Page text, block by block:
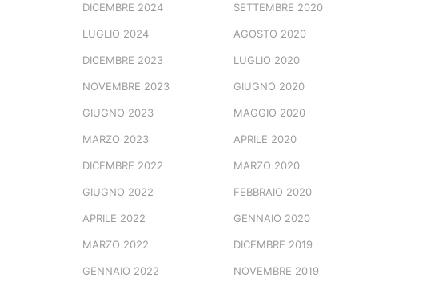
DICEMBRE 2024
LUGLIO 2024
DICEMBRE 2023
NOVEMBRE 2023
GIUGNO 2023
MARZO 2023
DICEMBRE 2022
GIUGNO 2022
APRILE 2022
MARZO 2022
GENNAIO 2022
SETTEMBRE 2020
AGOSTO 2020
LUGLIO 2020
GIUGNO 2020
MAGGIO 2020
APRILE 2020
MARZO 2020
FEBBRAIO 2020
GENNAIO 2020
DICEMBRE 2019
NOVEMBRE 2019